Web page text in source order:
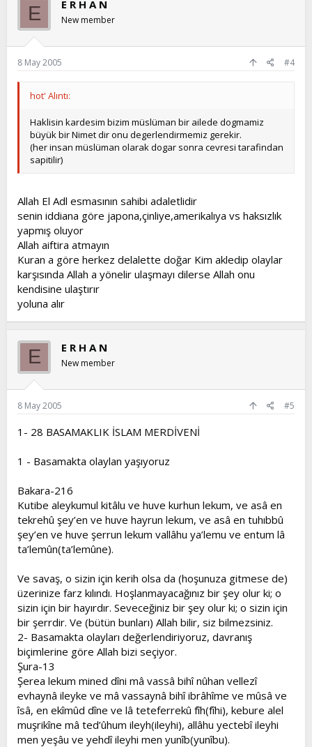
E E R H A N
New member
8 May 2005 #4
hot' Alıntı:
Haklisin kardesim bizim müslüman bir ailede dogmamiz
büyük bir Nimet dir onu degerlendirmemiz gerekir.
(her insan müslüman olarak dogar sonra cevresi tarafindan
sapitilir)
Allah El Adl esmasının sahibi adaletlidir
senin iddiana göre japona,çinliye,amerikalıya vs haksızlık
yapmış oluyor
Allah aiftira atmayın
Kuran a göre herkez delalette doğar Kim akledip olaylar
karşısında Allah a yönelir ulaşmayı dilerse Allah onu
kendisine ulaştırır
yoluna alır
E E R H A N
New member
8 May 2005 #5
1- 28 BASAMAKLIK İSLAM MERDİVENİ
1 - Basamakta olaylan yaşıyoruz
Bakara-216
Kutibe aleykumul kitâlu ve huve kurhun lekum, ve asâ en
tekrehû şey’en ve huve hayrun lekum, ve asâ en tuhıbbû
şey’en ve huve şerrun lekum vallâhu ya’lemu ve entum lâ
ta’lemûn(ta’lemûne).
Ve savaş, o sizin için kerih olsa da (hoşunuza gitmese de)
üzerinize farz kılındı. Hoşlanmayacağınız bir şey olur ki; o
sizin için bir hayırdır. Seveceğiniz bir şey olur ki; o sizin için
bir şerrdir. Ve (bütün bunları) Allah bilir, siz bilmezsiniz.
2- Basamakta olayları değerlendiriyoruz, davranış
biçimlerine göre Allah bizi seçiyor.
Şura-13
Şerea lekum mined dîni mâ vassâ bihî nûhan vellezî
evhaynâ ileyke ve mâ vassaynâ bihî ibrâhîme ve mûsâ ve
îsâ, en ekîmûd dîne ve lâ teteferrekû fîh(fîhi), kebure alel
muşrikîne mâ ted’ûhum ileyh(ileyhi), allâhu yectebî ileyhi
men yeşâu ve yehdî ileyhi men yunîb(yunîbu).